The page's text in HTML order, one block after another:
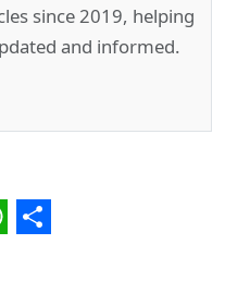
since 2019, helping
and informed.